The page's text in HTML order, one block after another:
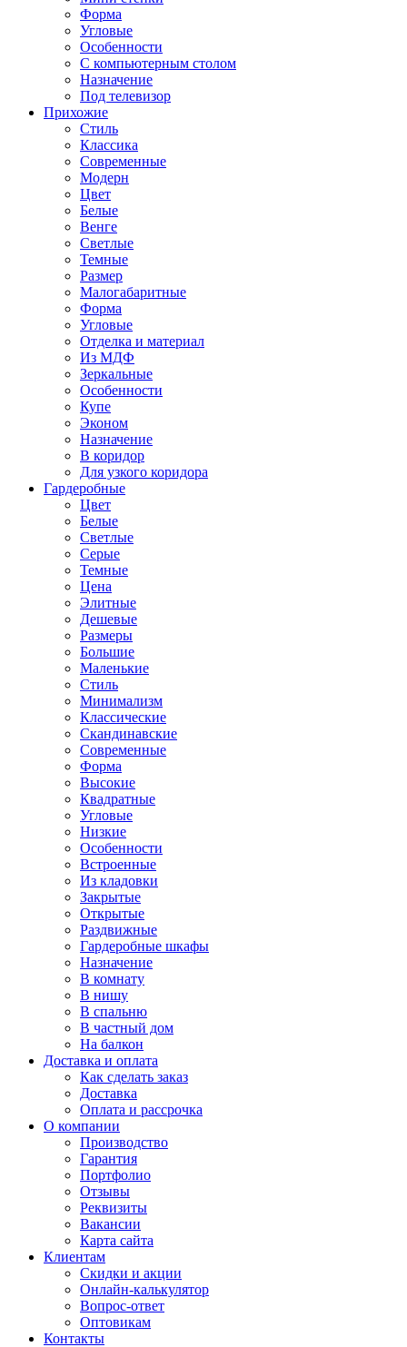
Форма
Угловые
Особенности
С компьютерным столом
Назначение
Под телевизор
Прихожие
Стиль
Классика
Современные
Модерн
Цвет
Белые
Венге
Светлые
Темные
Размер
Малогабаритные
Форма
Угловые
Отделка и материал
Из МДФ
Зеркальные
Особенности
Купе
Эконом
Назначение
В коридор
Для узкого коридора
Гардеробные
Цвет
Белые
Светлые
Серые
Темные
Цена
Элитные
Дешевые
Размеры
Большие
Маленькие
Стиль
Минимализм
Классические
Скандинавские
Современные
Форма
Высокие
Квадратные
Угловые
Низкие
Особенности
Встроенные
Из кладовки
Закрытые
Открытые
Раздвижные
Гардеробные шкафы
Назначение
В комнату
В нишу
В спальню
В частный дом
На балкон
Доставка и оплата
Как сделать заказ
Доставка
Оплата и рассрочка
О компании
Производство
Гарантия
Портфолио
Отзывы
Реквизиты
Вакансии
Карта сайта
Клиентам
Скидки и акции
Онлайн-калькулятор
Вопрос-ответ
Оптовикам
Контакты